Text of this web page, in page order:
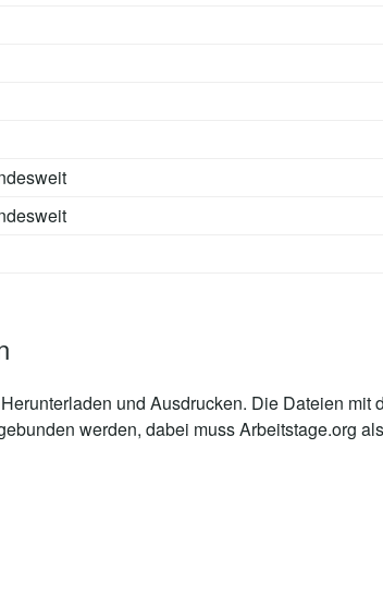
und Ausdrucken. Die Dateien mit
werden, dabei muss Arbeitstage.org